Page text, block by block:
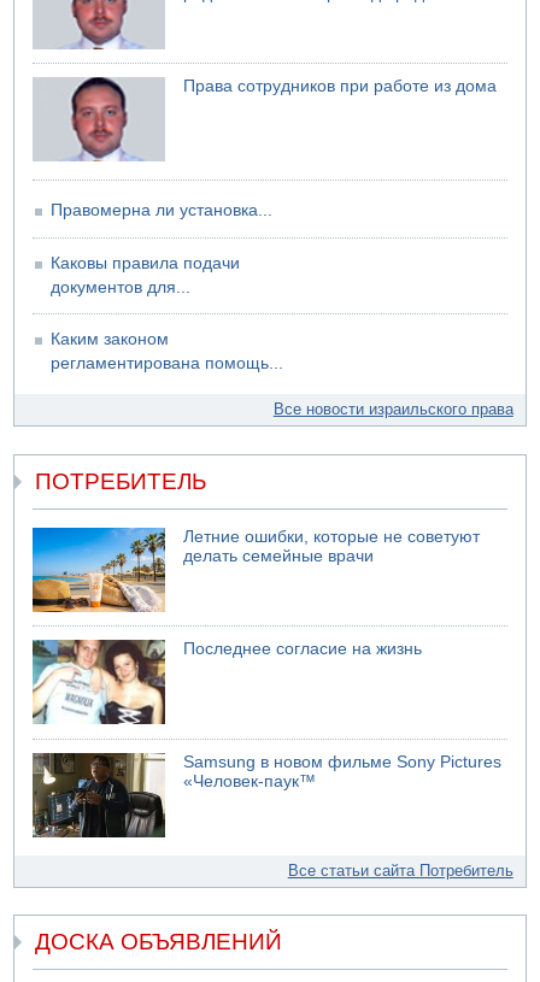
06.08.2026 13:07
Возле Кирьят-Арбы пожар на местности
США не будут давить на Израиль в вопросе Ливана
06.08.2026 11:41
Трое подростков ограбили сексшоп в Холоне
Права сотрудников при работе из дома
Правомерна ли установка...
Каковы правила подачи
документов для...
Каким законом
регламентирована помощь...
Все новости израильского права
ПОТРЕБИТЕЛЬ
Летние ошибки, которые не советуют
делать семейные врачи
Последнее согласие на жизнь
Samsung в новом фильме Sony Pictures
«Человек-паук™
Все статьи сайта Потребитель
ДОСКА ОБЪЯВЛЕНИЙ